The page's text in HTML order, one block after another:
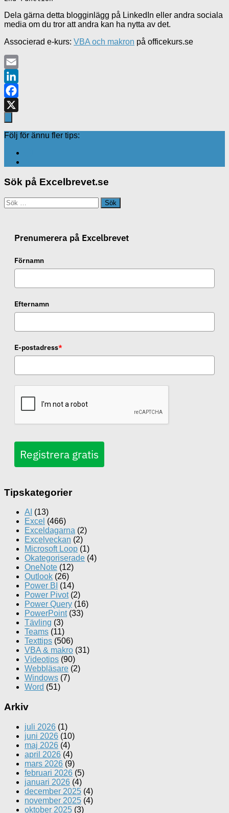
Dela gärna detta blogginlägg på LinkedIn eller andra sociala
media om du tror att andra kan ha nytta av det.
Associerad e-kurs: VBA och makron på officekurs.se
Email
LinkedIn
Facebook
Följ för ännu fler tips:
Sök på Excelbrevet.se
Sök
efter:
Prenumerera på Excelbrevet
Förnamn
Efternamn
E-postadress*
Registrera gratis
Tipskategorier
AI (13)
Excel (466)
Exceldagarna (2)
Excelveckan (2)
Microsoft Loop (1)
Okategoriserade (4)
OneNote (12)
Outlook (26)
Power BI (14)
Power Pivot(2)
Power Query (16)
PowerPoint(33)
Tävling (3)
Teams (11)
Texttips (506)
VBA & makro (31)
Videotips (90)
Webbläsare (2)
Windows (7)
Word (51)
Arkiv
juli 2026 (1)
juni 2026 (10)
maj 2026 (4)
april 2026 (4)
mars 2026 (9)
februari 2026 (5)
januari 2026 (4)
december 2025 (4)
november 2025 (4)
oktober 2025 (3)